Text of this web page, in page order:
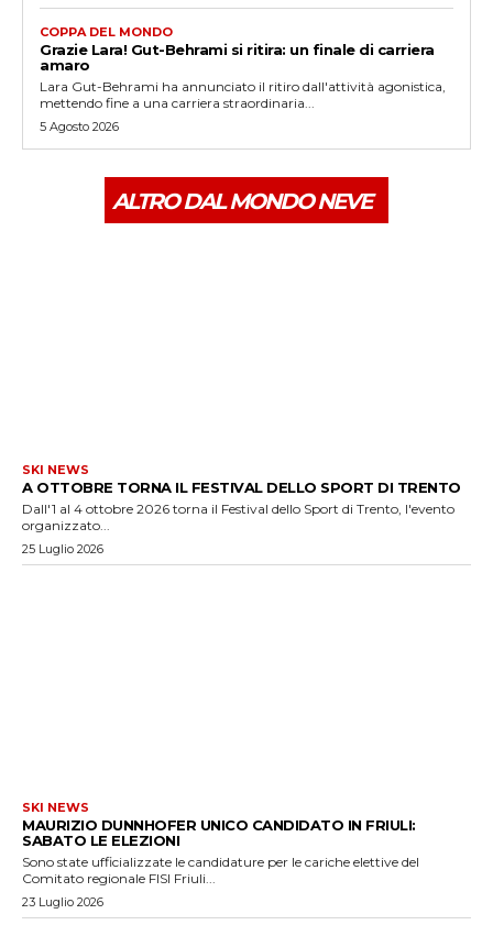
COPPA DEL MONDO
Grazie Lara! Gut-Behrami si ritira: un finale di carriera
amaro
Lara Gut-Behrami ha annunciato il ritiro dall'attività agonistica,
mettendo fine a una carriera straordinaria...
5 Agosto 2026
ALTRO DAL MONDO NEVE
SKI NEWS
A OTTOBRE TORNA IL FESTIVAL DELLO SPORT DI TRENTO
Dall'1 al 4 ottobre 2026 torna il Festival dello Sport di Trento, l'evento
organizzato...
25 Luglio 2026
SKI NEWS
MAURIZIO DUNNHOFER UNICO CANDIDATO IN FRIULI:
SABATO LE ELEZIONI
Sono state ufficializzate le candidature per le cariche elettive del
Comitato regionale FISI Friuli...
23 Luglio 2026